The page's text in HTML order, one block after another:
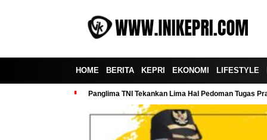
HOME BERITA KEPRI EKONOMI LIFESTYLE
Panglima TNI Tekankan Lima Hal Pedoman Tugas